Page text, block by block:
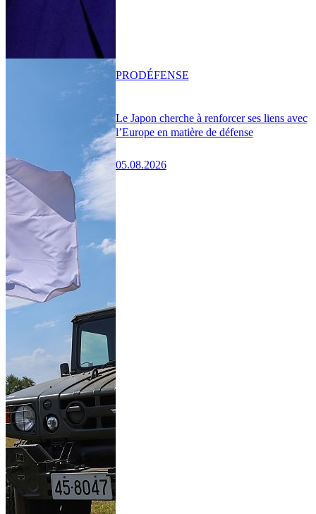
Le Japon cherche à renforcer ses liens avec
l’Europe en matière de défense
05.08.2026
PRODÉFENSE